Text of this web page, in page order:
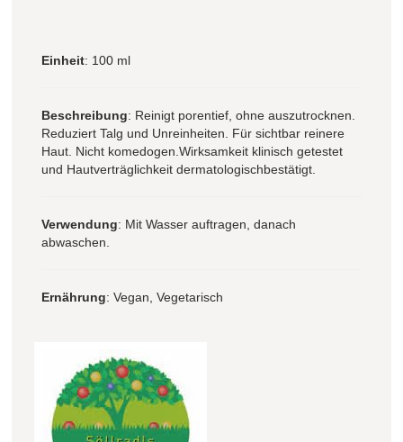
Einheit: 100 ml
Beschreibung: Reinigt porentief, ohne auszutrocknen.
Reduziert Talg und Unreinheiten. Für sichtbar reinere
Haut. Nicht komedogen.Wirksamkeit klinisch getestet
und Hautverträglichkeit dermatologischbestätigt.
Verwendung: Mit Wasser auftragen, danach
abwaschen.
Ernährung: Vegan, Vegetarisch